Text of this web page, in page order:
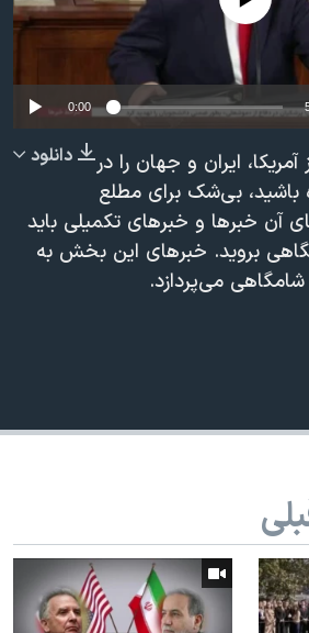
۲۰۲۴
اسرائیل
نوبل صلح
«سی‌پک»
240p
360p
480p
720p
1080p
0:00
دانلود
ایران و جهان را در
بی‌شک برای مطلع
آن خبرها و خبرهای تکمیلی باید
بروید. خبرهای این بخش به
می‌پردازد.